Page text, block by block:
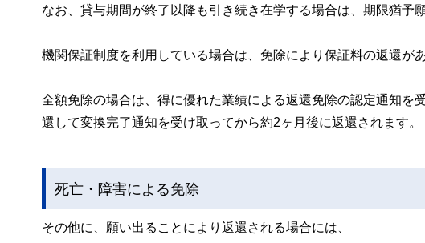
なお、貸与期間が終了以降も引き続き在学する場合は、期限猶予
機関保証制度を利用している場合は、免除により保証料の返還があ
全額免除の場合は、得に優れた業績による返還免除の認定通知を
還して変換完了通知を受け取ってから約2ヶ月後に返還されます。
死亡・障害による免除
その他に、願い出ることにより返還される場合には、